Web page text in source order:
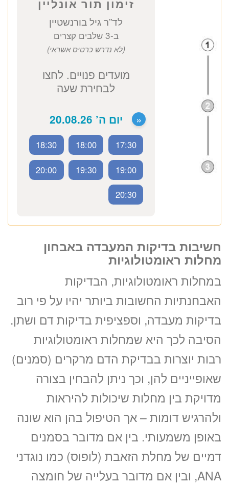
ד”ר גיל בורנשטיין
כתובת מרפאה: קויפמן 6 תל אביב
1670 ₪
לזימון תור טלפוני התקשרו
זימון תור אונליין
לד”ר גיל בורנשטיין
ב-3 שלבים קצרים
(לא נדרש כרטיס אשראי)
מועדים פנויים. לחצו
לבחירת שעה
« יום ה’ 20.08.26
19:00
19:30
20:00
20:30
חשיבות בדיקות המעבדה באבחון
מחלות ראומטולוגיות
במחלות ראומטולוגיות, הבדיקות
האבחנתיות החשובות ביותר יהיו על פי רוב
בדיקות מעבדה, וספציפית בדיקות דם ושתן.
הסיבה לכך היא שמחלות ראומטולוגיות
רבות יוצרות בבדיקת הדם מרקרים (סמנים)
שאופייניים להן, וכך ניתן להבחין בצורה
מדויקת בין מחלות שיכולות להיראות
ולהרגיש דומות – אך הטיפול בהן הוא שונה
באופן משמעותי. בין אם מדובר בסמנים
דמיים של מחלת הזאבת (לופוס) כמו נוגדני
ANA, ובין אם מדובר בעלייה של חומצה